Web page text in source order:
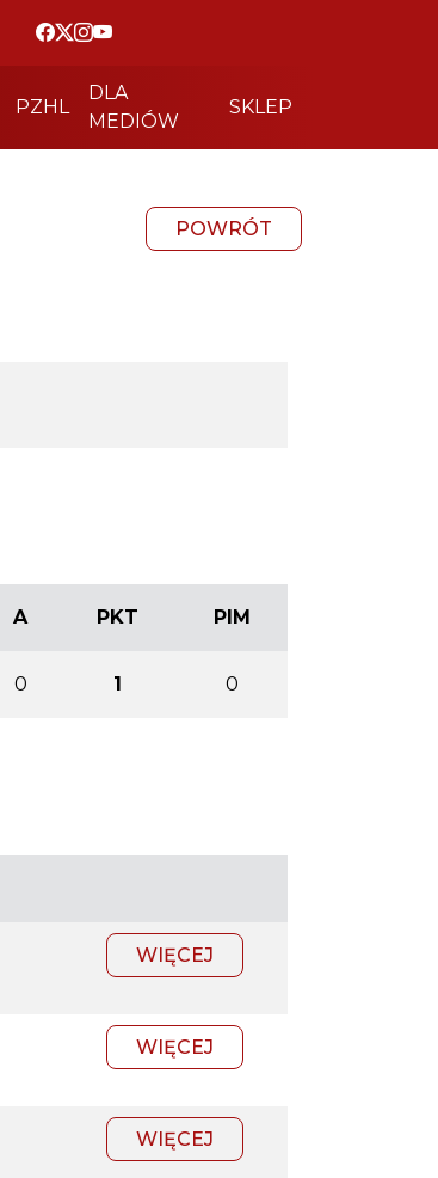
PZHL
DLA
MEDIÓW
SKLEP
POWRÓT
A PKT PIM
0 1 0
WIĘCEJ
WIĘCEJ
WIĘCEJ